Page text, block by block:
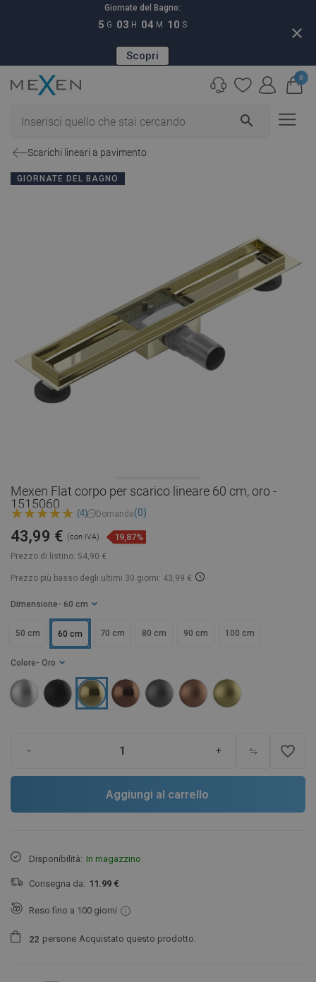
Giornate del Bagno:
5 G 03 H 04 M 09 S
Scopri
close
search
0
Scarichi lineari a pavimento
GIORNATE DEL BAGNO
Mexen Flat corpo per scarico lineare 60 cm, oro -
1515060
(4) Domande(0)
Prezzo di listino: 54,90 €
43,99 € (con IVA) 19,87%
Prezzo più basso degli ultimi 30 giorni: 43,99 €
Dimensione - 60 cm
50 cm 60 cm 70 cm 80 cm 90 cm 100 cm
Colore - Oro
- + favorite_border
Aggiungi al carrello
Disponibilità: In magazzino
Consegna da: 11.99 €
Reso fino a 100 giorni
22 persone Acquistato questo prodotto.